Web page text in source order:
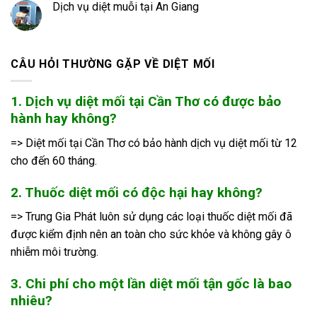
Dịch vụ diệt muỗi tại An Giang
CÂU HỎI THƯỜNG GẶP VỀ DIỆT MỐI
1. Dịch vụ diệt mối tại Cần Thơ có được bảo
hành hay không?
=> Diệt mối tại Cần Thơ có bảo hành dịch vụ diệt mối từ 12
cho đến 60 tháng.
2. Thuốc diệt mối có độc hại hay không?
=> Trung Gia Phát luôn sử dụng các loại thuốc diệt mối đã
được kiểm định nên an toàn cho sức khỏe và không gây ô
nhiễm môi trường.
3. Chi phí cho một lần diệt mối tận gốc là bao
nhiêu?